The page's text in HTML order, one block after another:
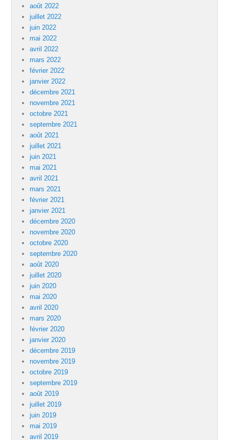
août 2022
juillet 2022
juin 2022
mai 2022
avril 2022
mars 2022
février 2022
janvier 2022
décembre 2021
novembre 2021
octobre 2021
septembre 2021
août 2021
juillet 2021
juin 2021
mai 2021
avril 2021
mars 2021
février 2021
janvier 2021
décembre 2020
novembre 2020
octobre 2020
septembre 2020
août 2020
juillet 2020
juin 2020
mai 2020
avril 2020
mars 2020
février 2020
janvier 2020
décembre 2019
novembre 2019
octobre 2019
septembre 2019
août 2019
juillet 2019
juin 2019
mai 2019
avril 2019